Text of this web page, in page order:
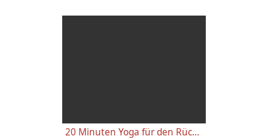
20 Minuten Yoga für den Rücken - Anfänger-Level